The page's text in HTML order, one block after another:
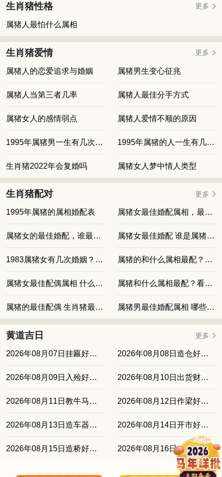
生肖猪性格 更多
属猪人最怕什么属相
生肖猪爱情 更多
属猪人的恋爱追求与婚姻 属猪男生变心征兆
属猪人当第三者几率 属猪人最佳分手方式
属猪女人的感情弱点 属猪人爱情不顺的原因
1995年属猪男一生有几次婚姻 1995年属猪的人一生有几次婚姻
生肖猪2022年会复婚吗 属猪女人梦中情人类型
生肖猪配对 更多
1995年属猪的属相婚配表 属猪女最佳婚配属相，最懂你的那个他
属猪女的最佳婚配，谁最能与她共度一生 属猪女最佳婚配 谁是属猪女生的最佳婚配
1983属猪女有几次婚姻？属猪女婚姻路 属猪的和什么属相最配？看看有没有你家那位
属猪女最佳配偶属相 什么生肖和属猪女最配 属猪和什么属相最配？看看和谁最搭
属猪的最佳配偶 生肖猪最合适的另一半是谁 属猪男最佳婚配属相 哪些属相与他最合适
黄道吉日 更多
2026年08月07日挂匾好吗？ 2026年08月08日造仓好吗？
2026年08月09日入殓好吗？ 2026年08月10日出货财好吗？
2026年08月11日教牛马好吗？ 2026年08月12日作梁好吗？
2026年08月13日造车器好吗？ 2026年08月14日开市好吗？
2026年08月15日造桥好吗？ 2026年08月16日畋猎好吗？